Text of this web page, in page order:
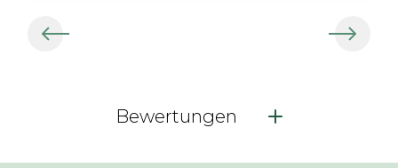
Bewertungen